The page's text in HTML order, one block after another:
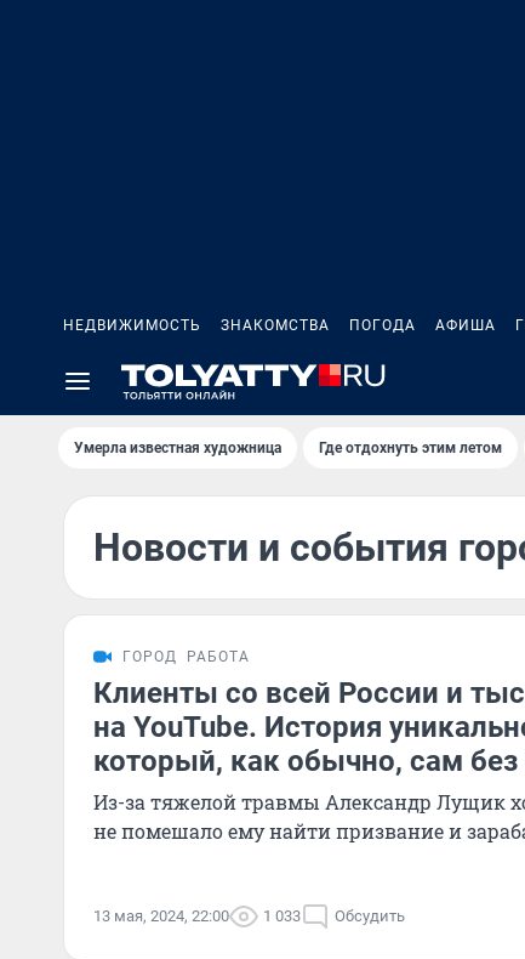
НЕДВИЖИМОСТЬ ЗНАКОМСТВА ПОГОДА АФИША
Умерла известная художница Где отдохнуть этим летом
Новости и события
ГОРОД РАБОТА
Клиенты со всей России и
на YouTube. История
который, как обычно, сам без
Из-за тяжелой травмы Александр Лущик
не помешало ему найти призвание и
13 мая, 2024, 22:00 1 033 Обсудить